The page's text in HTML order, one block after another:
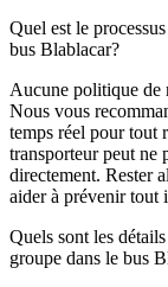
Quel est le
bus Blablacar?
Aucune politique de
Nous vous
temps réel pour tout
transporteur peut ne
directement. Rester
aider à prévenir tout
Quels sont les
groupe dans le bus